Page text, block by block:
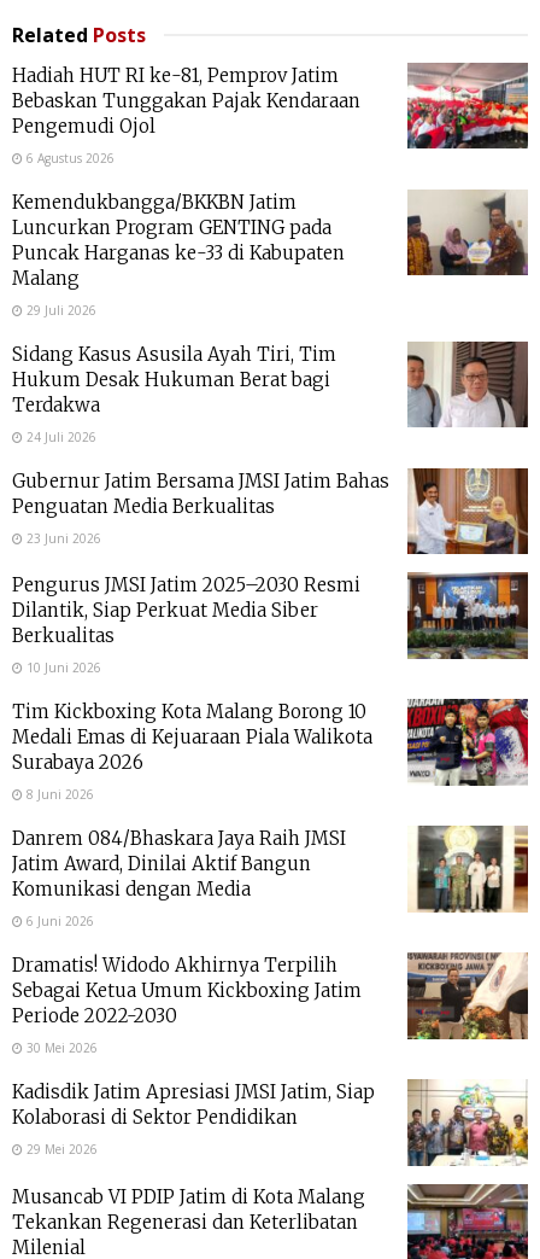
Related Posts
Hadiah HUT RI ke-81, Pemprov Jatim
Bebaskan Tunggakan Pajak Kendaraan
Pengemudi Ojol
6 Agustus 2026
Kemendukbangga/BKKBN Jatim
Luncurkan Program GENTING pada
Puncak Harganas ke-33 di Kabupaten
Malang
29 Juli 2026
Sidang Kasus Asusila Ayah Tiri, Tim
Hukum Desak Hukuman Berat bagi
Terdakwa
24 Juli 2026
Gubernur Jatim Bersama JMSI Jatim Bahas
Penguatan Media Berkualitas
23 Juni 2026
Pengurus JMSI Jatim 2025–2030 Resmi
Dilantik, Siap Perkuat Media Siber
Berkualitas
10 Juni 2026
Tim Kickboxing Kota Malang Borong 10
Medali Emas di Kejuaraan Piala Walikota
Surabaya 2026
8 Juni 2026
Danrem 084/Bhaskara Jaya Raih JMSI
Jatim Award, Dinilai Aktif Bangun
Komunikasi dengan Media
6 Juni 2026
Dramatis! Widodo Akhirnya Terpilih
Sebagai Ketua Umum Kickboxing Jatim
Periode 2022-2030
30 Mei 2026
Kadisdik Jatim Apresiasi JMSI Jatim, Siap
Kolaborasi di Sektor Pendidikan
29 Mei 2026
Musancab VI PDIP Jatim di Kota Malang
Tekankan Regenerasi dan Keterlibatan
Milenial